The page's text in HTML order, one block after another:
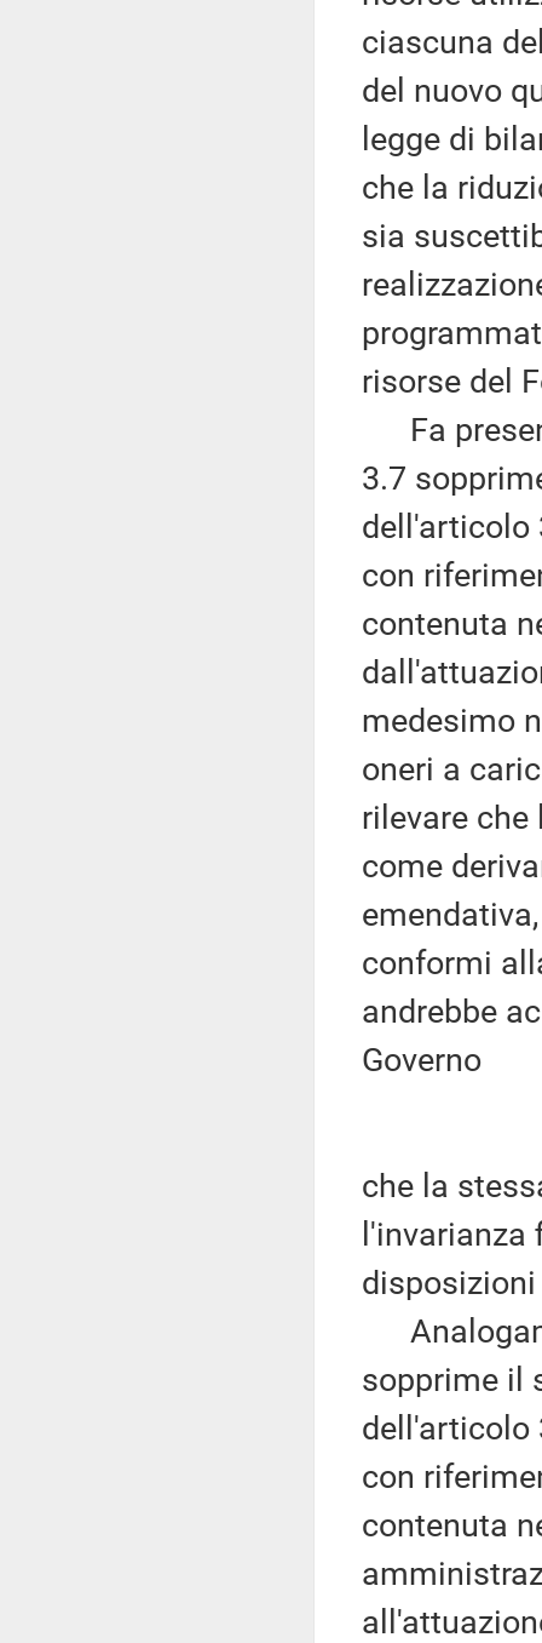
ciascuna
del nuovo
legge di
che la
sia
risorse del
Fa
3.7
dell'articolo
con
contenuta
medesimo
oneri a
rilevare
come
conformi
andrebbe
Governo
che la
sopprime il
dell'articolo
con
contenuta